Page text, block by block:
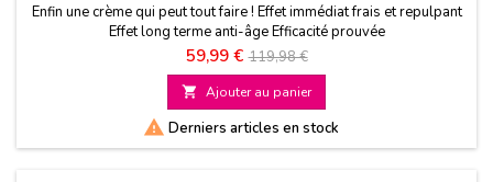
Enfin une crème qui peut tout faire ! Effet immédiat frais et repulpant
Effet long terme anti-âge Efficacité prouvée
Prix
59,99 € Prix
de
base
119,98 €
 Ajouter au panier
 Derniers articles en stock